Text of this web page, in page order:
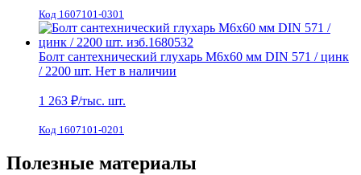
Код 1607101-0301
Болт сантехнический глухарь М6х60 мм DIN 571 / цинк
/ 2200 шт. Нет в наличии
1 263 ₽/тыс. шт.
Код 1607101-0201
Полезные материалы